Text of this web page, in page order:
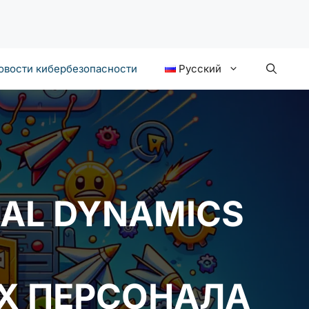
кибербезопасности Русский
DYNAMICS
ПЕРСОНАЛА